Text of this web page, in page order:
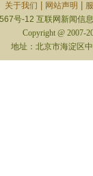
关于我们 网站声明
号-12 互联网新闻信
Copyright @ 2007-
地址：北京市海淀区